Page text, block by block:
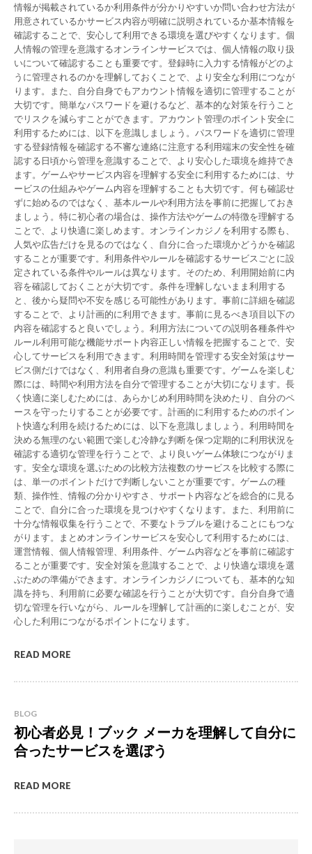
情報が掲載されているか利用条件が分かりやすいか問い合わせ方法が
用意されているかサービス内容が明確に説明されているか基本情報を
確認することで、安心して利用できる環境を選びやすくなります。個
人情報の管理を意識するオンラインサービスでは、個人情報の取り扱
いについて確認することも重要です。登録時に入力する情報がどのよ
うに管理されるのかを理解しておくことで、より安全な利用につなが
ります。また、自分自身でもアカウント情報を適切に管理することが
大切です。簡単なパスワードを避けるなど、基本的な対策を行うこと
でリスクを減らすことができます。アカウント管理のポイント安全に
利用するためには、以下を意識しましょう。パスワードを適切に管理
する登録情報を確認する不審な連絡に注意する利用端末の安全性を確
認する日頃から管理を意識することで、より安心した環境を維持でき
ます。ゲームやサービス内容を理解する安全に利用するためには、サ
ービスの仕組みやゲーム内容を理解することも大切です。何も確認せ
ずに始めるのではなく、基本ルールや利用方法を事前に把握しておき
ましょう。特に初心者の場合は、操作方法やゲームの特徴を理解する
ことで、より快適に楽しめます。オンラインカジノを利用する際も、
人気や広告だけを見るのではなく、自分に合った環境かどうかを確認
することが重要です。利用条件やルールを確認するサービスごとに設
定されている条件やルールは異なります。そのため、利用開始前に内
容を確認しておくことが大切です。条件を理解しないまま利用する
と、後から疑問や不安を感じる可能性があります。事前に詳細を確認
することで、より計画的に利用できます。事前に見るべき項目以下の
内容を確認すると良いでしょう。利用方法についての説明各種条件や
ルール利用可能な機能サポート内容正しい情報を把握することで、安
心してサービスを利用できます。利用時間を管理する安全対策はサー
ビス側だけではなく、利用者自身の意識も重要です。ゲームを楽しむ
際には、時間や利用方法を自分で管理することが大切になります。長
く快適に楽しむためには、あらかじめ利用時間を決めたり、自分のペ
ースを守ったりすることが必要です。計画的に利用するためのポイン
ト快適な利用を続けるためには、以下を意識しましょう。利用時間を
決める無理のない範囲で楽しむ冷静な判断を保つ定期的に利用状況を
確認する適切な管理を行うことで、より良いゲーム体験につながりま
す。安全な環境を選ぶための比較方法複数のサービスを比較する際に
は、単一のポイントだけで判断しないことが重要です。ゲームの種
類、操作性、情報の分かりやすさ、サポート内容などを総合的に見る
ことで、自分に合った環境を見つけやすくなります。また、利用前に
十分な情報収集を行うことで、不要なトラブルを避けることにもつな
がります。まとめオンラインサービスを安心して利用するためには、
運営情報、個人情報管理、利用条件、ゲーム内容などを事前に確認す
ることが重要です。安全対策を意識することで、より快適な環境を選
ぶための準備ができます。オンラインカジノについても、基本的な知
識を持ち、利用前に必要な確認を行うことが大切です。自分自身で適
切な管理を行いながら、ルールを理解して計画的に楽しむことが、安
心した利用につながるポイントになります。
READ MORE
BLOG
初心者必見！ブック メーカを理解して自分に
合ったサービスを選ぼう
READ MORE